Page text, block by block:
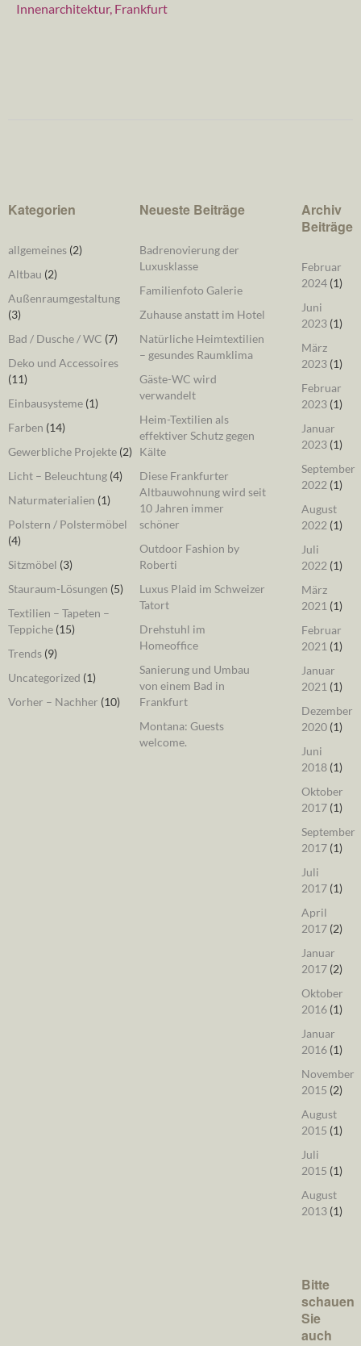
Innenarchitektur, Frankfurt
Kategorien
allgemeines (2)
Altbau (2)
Außenraumgestaltung
(3)
Bad / Dusche / WC (7)
Deko und Accessoires
(11)
Einbausysteme (1)
Farben (14)
Gewerbliche Projekte (2)
Licht – Beleuchtung (4)
Naturmaterialien (1)
Polstern / Polstermöbel
(4)
Sitzmöbel (3)
Stauraum-Lösungen (5)
Textilien – Tapeten –
Teppiche (15)
Trends (9)
Uncategorized (1)
Vorher – Nachher (10)
Neueste Beiträge
Badrenovierung der
Luxusklasse
Familienfoto Galerie
Zuhause anstatt im Hotel
Natürliche Heimtextilien
– gesundes Raumklima
Gäste-WC wird
verwandelt
Heim-Textilien als
effektiver Schutz gegen
Kälte
Diese Frankfurter
Altbauwohnung wird seit
10 Jahren immer
schöner
Outdoor Fashion by
Roberti
Luxus Plaid im Schweizer
Tatort
Drehstuhl im
Homeoffice
Sanierung und Umbau
von einem Bad in
Frankfurt
Montana: Guests
welcome.
Archiv
Beiträge
Februar
2024(1)
Juni
2023(1)
März
2023(1)
Februar
2023(1)
Januar
2023(1)
September
2022(1)
August
2022(1)
Juli
2022(1)
März
2021(1)
Februar
2021(1)
Januar
2021(1)
Dezember
2020(1)
Juni
2018(1)
Oktober
2017(1)
September
2017(1)
Juli
2017(1)
April
2017(2)
Januar
2017(2)
Oktober
2016(1)
Januar
2016(1)
November
2015 (2)
August
2015 (1)
Juli
2015 (1)
August
2013(1)
Bitte
schauen
Sie
auch